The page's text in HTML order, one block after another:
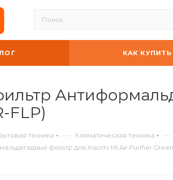
КАК КУПИТЬ
FLP)
техника — Климатическая техника —
фильтр для Xiaomi Mi Air Purifier Green